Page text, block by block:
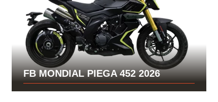
FB MONDIAL PIEGA 452 2026